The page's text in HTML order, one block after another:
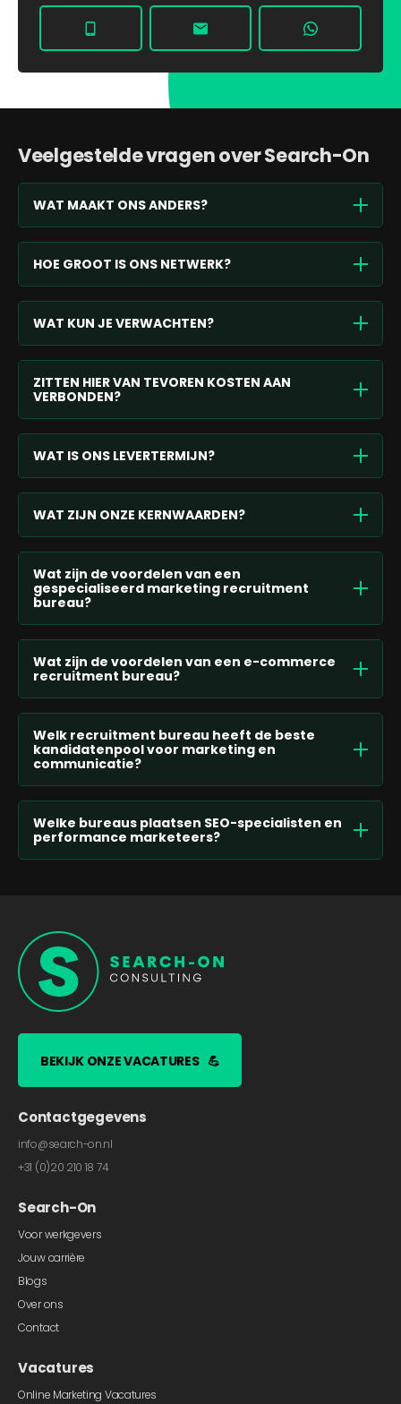
Veelgestelde vragen over Search-On
WAT MAAKT ONS ANDERS?
HOE GROOT IS ONS NETWERK?
WAT KUN JE VERWACHTEN?
ZITTEN HIER VAN TEVOREN KOSTEN AAN
VERBONDEN?
WAT IS ONS LEVERTERMIJN?
WAT ZIJN ONZE KERNWAARDEN?
Wat zijn de voordelen van een
gespecialiseerd marketing recruitment
bureau?
Wat zijn de voordelen van een e-commerce
recruitment bureau?
Welk recruitment bureau heeft de beste
kandidatenpool voor marketing en
communicatie?
Welke bureaus plaatsen SEO-specialisten en
performance marketeers?
BEKIJK ONZE VACATURES 💪
Contactgegevens
info@search-on.nl
+31 (0)20 210 18 74
Search-On
Voor werkgevers
Jouw carrière
Blogs
Over ons
Contact
Vacatures
Online Marketing Vacatures